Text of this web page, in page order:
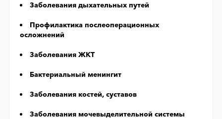
Заболевания дыхательных путей
Профилактика послеоперационных
осложнений
Заболевания ЖКТ
Бактериальный менингит
Заболевания костей, суставов
Заболевания мочевыделительной системы